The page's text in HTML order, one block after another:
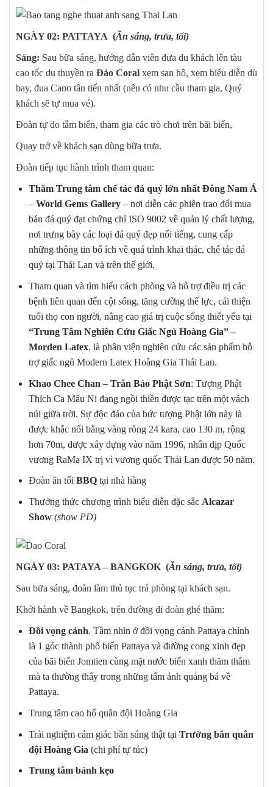
NGÀY 02: PATTAYA (Ăn sáng, trưa, tối)
Sáng: Sau bữa sáng, hướng dẫn viên đưa du khách lên tàu
cao tốc du thuyền ra Đảo Coral xem san hô, xem biểu diễn dù
bay, đua Cano tân tiến nhất (nếu có nhu cầu tham gia, Quý
khách sẽ tự mua vé).
Đoàn tự do tắm biển, tham gia các trò chơi trên bãi biển,
Quay trở về khách sạn dùng bữa trưa.
Đoàn tiếp tục hành trình tham quan:
Thăm Trung tâm chế tác đá quýlớn nhất Đông Nam Á
– World Gems Gallery – nơi diễn các phiên trao đổi mua
bán đá quý đạt chứng chỉ ISO 9002 về quản lý chất lượng,
nơi trưng bày các loại đá quý đẹp nổi tiếng, cung cấp
những thông tin bổ ích về quá trình khai thác, chế tác đá
quý tại Thái Lan và trên thế giới.
Tham quan và tìm hiểu cách phòng và hỗ trợ điều trị các
bệnh liên quan đến cột sống, tăng cường thể lực, cải thiện
tuổi thọ con người, nâng cao giá trị cuộc sống thiết yếu tại
“Trung Tâm Nghiên Cứu Giấc Ngủ Hoàng Gia” –
Morden Latex, là phân viện nghiên cứu các sản phẩm hỗ
trợ giấc ngủ Modern Latex Hoàng Gia Thái Lan.
Khao Chee Chan – Trân Bảo Phật Sơn: Tượng Phật
Thích Ca Mâu Ni đang ngồi thiền được tạc trên một vách
núi giữa trời. Sự độc đáo của bức tượng Phật lớn này là
được khắc nổi bằng vàng ròng 24 kara, cao 130 m, rộng
hơn 70m, được xây dựng vào năm 1996, nhân dịp Quốc
vương RaMa IX trị vì vương quốc Thái Lan được 50 năm.
Đoàn ăn tối BBQtại nhà hàng
Thưởng thức chương trình biểu diễn đặc sắc Alcazar
Show(show PD)
NGÀY 03: PATAYA – BANGKOK (Ăn sáng, trưa, tối)
Sau bữa sáng, đoàn làm thủ tục trả phòng tại khách sạn.
Khởi hành về Bangkok, trên đường đi đoàn ghé thăm:
Đồi vọng cảnh. Tầm nhìn ở đồi vọng cảnh Pattaya chính
là 1 góc thành phố biển Pattaya và đường cong xinh đẹp
của bãi biển Jomtien cùng mặt nước biển xanh thăm thẳm
mà ta thường thấy trong những tấm ảnh quảng bá về
Pattaya.
Trung tâm cao hổ quân đội Hoàng Gia
Trải nghiệm cảm giác bắn súng thật tại Trường bắn quân
đội Hoàng Gia (chi phí tự túc)
Trung tâm bánh kẹo